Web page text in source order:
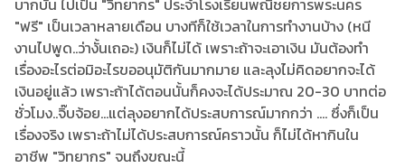
บากบั่น ไปเป็น "วิทยากร" ประจำโรงเรียนพณิชยการพระนคร
"ฟรี" เป็นเวลาหลายเดือน บางทีก็ใช้เวลาในการทำงานบ้าง (หนี
งานไปพูด..ว่างั้นเถอะ) เงินก็ไม่ได้ เพราะถ้าจะเอาเงิน มันต้องทำ
เรื่องอะไรต่อมิอะไรขออนุมัติกันมากมาย และลุงไม่คิดอยากจะได้
เงินอยู่แล้ว เพราะถ้าได้ตอนนั้นก็คงจะได้ประมาณ 20-30 บาทต่อ
ชั่วโมง..จิ๊บจ้อย...แต่ลุงอยากได้ประสบการณ์มากกว่า .... ซึ่งก็เป็น
เรื่องจริง เพราะถ้าไม่ได้ประสบการณ์คราวนั้น ก็ไม่ได้หากินใน
อาชีพ "วิทยากร" จนถึงขณะนี้